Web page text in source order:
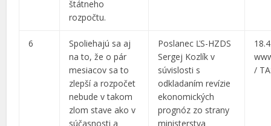
štátneho
rozpočtu.
6
Spoliehajú sa aj
na to, že o pár
mesiacov sa to
zlepší a rozpočet
nebude v takom
zlom stave ako v
súčasnosti a
Poslanec ĽS-HZDS
Sergej Kozlík v
súvislosti s
odkladaním revízie
ekonomických
prognóz zo strany
ministerstva
/